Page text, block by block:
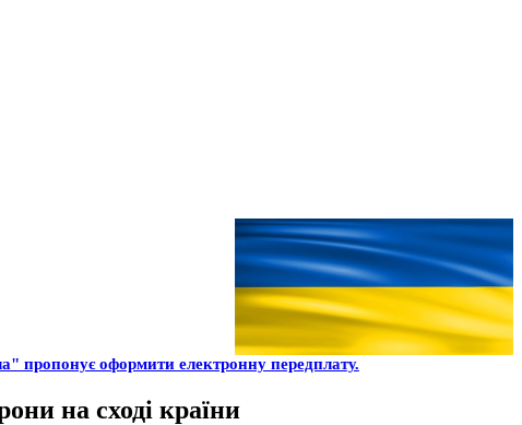
пропонує оформити електронну передплату.
на сході країни